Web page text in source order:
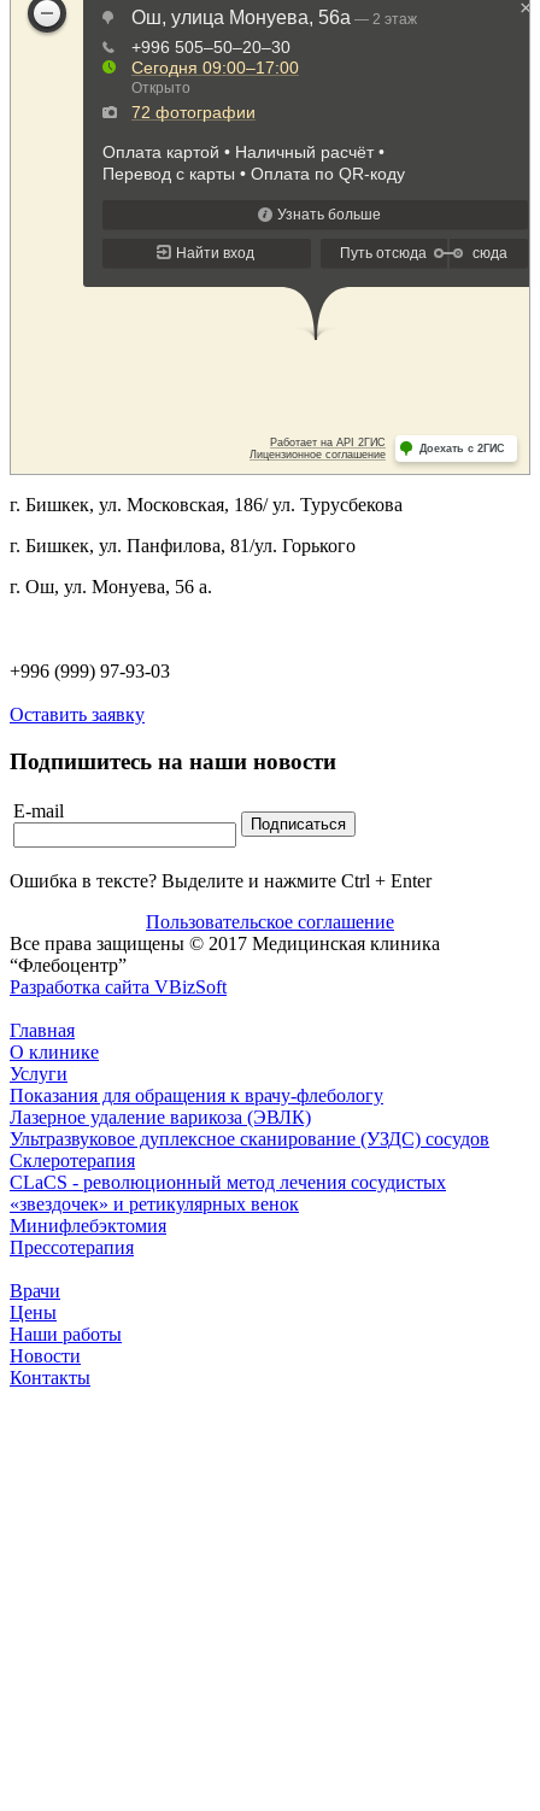
г. Бишкек, ул. Московская, 186/ ул. Турусбекова
г. Бишкек, ул. Панфилова, 81/ул. Горького
г. Ош, ул. Монуева, 56 а.
+996 (999) 97-93-03
Оставить заявку
Подпишитесь на наши новости
E-mail
Ошибка в тексте? Выделите и нажмите Ctrl + Enter
Пользовательское соглашение
Все права защищены © 2017 Медицинская клиника
“Флебоцентр”
Разработка сайта VBizSoft
Главная
О клинике
Услуги
Показания для обращения к врачу-флебологу
Лазерное удаление варикоза (ЭВЛК)
Ультразвуковое дуплексное сканирование (УЗДС) сосудов
Склеротерапия
CLaCS - революционный метод лечения сосудистых
«звездочек» и ретикулярных венок
Минифлебэктомия
Прессотерапия
Врачи
Цены
Наши работы
Новости
Контакты